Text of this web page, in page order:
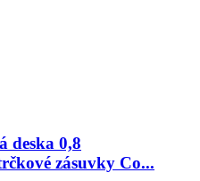
deska 0,8
zásuvky Co...